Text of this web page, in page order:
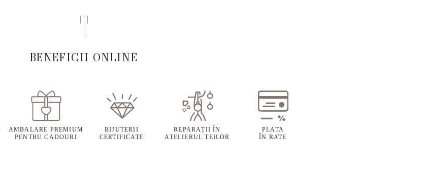
BENEFICII ONLINE
AMBALARE PREMIUM
PENTRU CADOURI
BIJUTERII
CERTIFICATE
REPARAȚII ÎN
ATELIERUL TEILOR
PLATA
ÎN RATE